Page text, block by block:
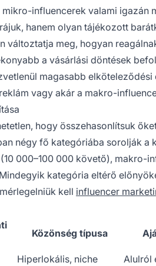
influencerek valami igazán
hanem olyan tájékozott
változtatja meg, hogyan
a vásárlási döntések
magasabb
vagy akár a makro-
hogy összehasonlítsuk
négy fő kategóriába sorolják a
000–100 000 követő), makro-
kategória eltérő
kell influencer
Közönség típusa
Hiperlokális, niche
Alulról